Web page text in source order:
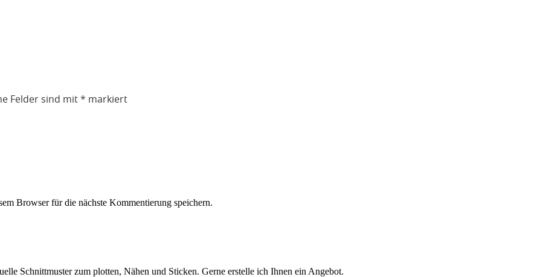
Felder sind mit * markiert
Browser für die nächste Kommentierung speichern.
Schnittmuster zum plotten, Nähen und Sticken. Gerne erstelle ich Ihnen ein Angebot.